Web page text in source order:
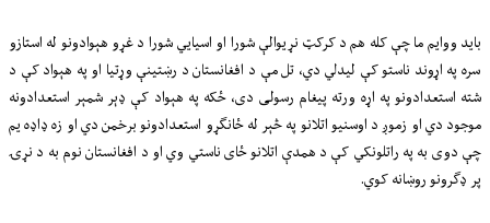
باید ووایم ما چې کله هم د کرکټ نړیوالې شورا او اسیایي شورا د غړو هېوادونو له استازو
سره په اړوند ناستو کې لیدلي دي، تل مې د افغانستان د رښتینې وړتیا او په هېواد کې د
شته استعدادونو په اړه ورته پيغام رسولی دی، ځکه په هېواد کې ډېر شمېر استعدادونه
موجود دي او زموږ د اوسنیو اتلانو په څېر له ځانګړو استعدادونو برخمن دي او زه ډاډه یم
چې دوی به په راتلونکي کې د همدې اتلانو ځای ناستي وي او د افغانستان نوم به د نړۍ
پر ډګرونو روښانه کوي.